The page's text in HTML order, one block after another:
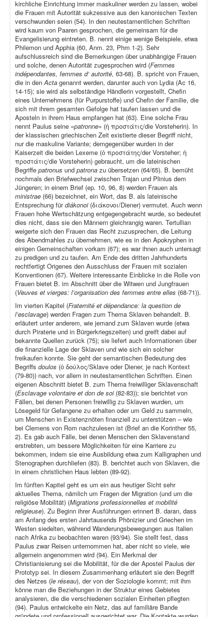
kirchliche Einrichtung immer maskuliner werden zu lassen, wobei
die Frauen mit Autorität sukzessive aus den kanonischen Texten
verschwunden seien (54). In den neutestamentlichen Schriften
wird kaum von Paaren gesprochen, die gemeinsam für die
Evangelisierung eintreten. B. nennt einige wenige Beispiele, etwa
Philemon und Apphia (60, Anm. 23, Phm 1-2). Sehr
aufschlussreich sind die Bemerkungen über unabhängige Frauen
und solche, denen Autorität zugesprochen wird (Femmes
indépendantes, femmes d‘ autorité, 63-68). B. spricht von Frauen,
die in denActa genannt werden, darunter auch von Lydia (Ac 16,
14-15); sie wird als selbständige Händlerin vorgestellt, Chefin
eines Unternehmens (für Purpurstoffe) und Chefin der Familie, die
sich mit ihrem gesamten Gefolge hat taufen lassen und die
Aposteln in ihrem Haus empfangen hat (63). Eine solche Frau
nennt Paulus seine «patronne» (ἡ προστάτις/die Vorsteherin). In
der klassischen griechischen Zeit existierte dieser Begriff nicht,
nur die maskuline Variante; demgegenüber wurden in der
Kaiserzeit die beiden Lexeme (ὁ προστάτης/der Vorsteher; ἡ
προστάτις/die Vorsteherin) gebraucht, um die lateinischen
Begriffe patronus und patrona zu übersetzen (64/65). B. bemüht
nochmals den Briefwechsel zwischen Trajan und Plinius dem
Jüngeren; in einem Brief (ep. 10, 96, 8) werden Frauen als
ministrae (66) bezeichnet, ein Wort, das B. als lateinische
Entsprechung fürdiákonoi (διάκονοι/Diener) vermutet. Auch wenn
Frauen hohe Wertschätzung entgegengebracht wurde, so bedeutet
dies nicht, dass sie den Männern gleichrangig waren. Tertullian
weigerte sich den Frauen das Recht zuzusprechen, die Leitung
des Abendmahles zu übernehmen, wie es in den Apokryphen in
einigen Gemeinschaften vorkam (67); es war ihnen auch untersagt
zu predigen und zu taufen. Am Ende des dritten Jahrhunderts
rechtfertigt Origenes den Ausschluss der Frauen mit sozialen
Konventionen (67). Weitere interessante Einblicke in die Rolle von
Frauen bietet B. im Abschnitt über die Witwen und Jungfrauen
(Veuves et vierges: l’organisation des femmes entre elles (68-71)).
Im vierten Kapitel (Fraternité et dépendance: la question de
l’esclavage) werden Fragen zum Thema Sklaven behandelt. B.
erläutert unter anderem, wie jemand zum Sklaven wurde (etwa
durch Piraterie und in Bürgerkriegszeiten) und greift dabei auf
bekannte Quellen zurück (75); sie liefert auch Informationen über
die finanzielle Lage der Sklaven und wie sich ein solcher
freikaufen konnte. Sie geht der semantischen Bedeutung des
Begriffs doulos (ὁ δούλος/Sklave oder Diener, je nach Kontext
(79-80)) nach, vor allem in neutestamentlichen Schriften. Einen
eigenen Abschnitt bietet B. zum Thema freiwilliger Sklavenschaft
(Esclavage volontaire et don de soi(82-83)); sie berichtet von
Fällen, bei denen Personen freiwillig zu Sklaven wurden, um
Lösegeld für Gefangene zu erhalten oder um Geld zu sammeln,
um Menschen in Existenznöten finanziell zu unterstützen – wie
bei Clemens von Rom nachzulesen ist (Brief an die Korinther 55,
2). Es gab auch Fälle, bei denen Menschen den Sklavenstand
erstrebten, um bessere Möglichkeiten für eine Karriere zu
bekommen, indem sie eine Ausbildung etwa zum Kalligraphen und
Stenographen durchliefen (83). B. berichtet auch von Sklaven, die
in einem christlichen Haus lebten (89-92).
Im fünften Kapitel geht es um ein aus heutiger Sicht sehr
aktuelles Thema, nämlich um Fragen der Migration (und um die
religiöse Mobilität) (Migrations professionnelles et mobilité
religieuse). Zu Beginn ihrer Ausführungen erinnert B. daran, dass
am Anfang des ersten Jahrtausends Phönizier und Griechen im
Westen siedelten, während Wanderungsbewegungen aus Italien
nach Afrika zu beobachten waren (93/94). Sie stellt fest, dass
Paulus zwar Reisen unternommen hat, aber nicht so viele, wie
allgemein angenommen wird (94). Ein Merkmal der
Christianisierung sei die Mobilität, für die der Apostel Paulus der
Prototyp sei. In diesem Zusammenhang erläutert sie den Begriff
des Netzes (le réseau), der von der Soziologie kommt; mit ihm
könne man die Beziehungen in der Struktur eines Gebietes
analysieren, die die verschiedenen sozialen Einheiten pflegten
(94). Paulus entwickelte ein Netz, das auf familiäre Bande